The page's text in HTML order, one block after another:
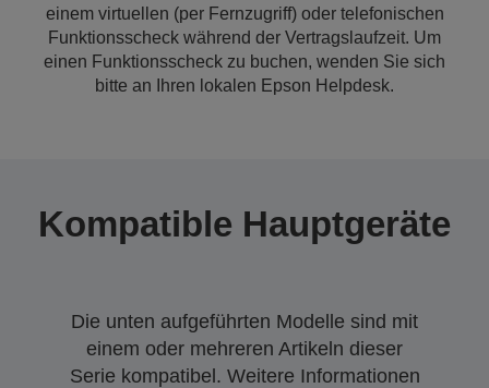
einem virtuellen (per Fernzugriff) oder telefonischen
Funktionsscheck während der Vertragslaufzeit. Um
einen Funktionsscheck zu buchen, wenden Sie sich
bitte an Ihren lokalen Epson Helpdesk.
Kompatible Hauptgeräte
Die unten aufgeführten Modelle sind mit
einem oder mehreren Artikeln dieser
Serie kompatibel. Weitere Informationen